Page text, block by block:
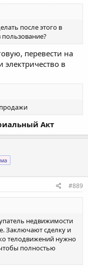
после этого в
перевести на
электричество в
Акт
#889
недвижимости
Заключают сделку и
телодвижений нужно
полностью